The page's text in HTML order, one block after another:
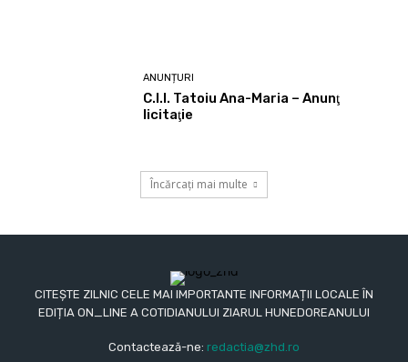
ANUNȚURI
C.I.I. Tatoiu Ana-Maria – Anunţ
licitaţie
Încărcați mai multe
CITEȘTE ZILNIC CELE MAI IMPORTANTE INFORMAȚII LOCALE ÎN
EDIȚIA ON_LINE A COTIDIANULUI ZIARUL HUNEDOREANULUI
Contactează-ne: redactia@zhd.ro